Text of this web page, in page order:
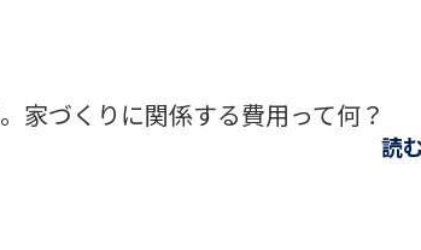
家づくりに関係する費用って何？
読